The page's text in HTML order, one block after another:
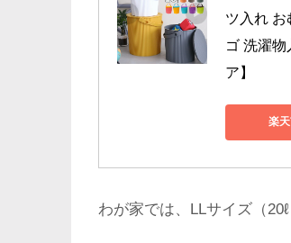
ツ入れ お
ゴ 洗濯
ア】
楽
わが家では、LLサイズ（